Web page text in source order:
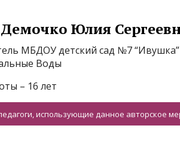
Демочко Юлия
МБДОУ детский сад №7 “Ивушка”
Воды
– 16 лет
использующие данное авторское